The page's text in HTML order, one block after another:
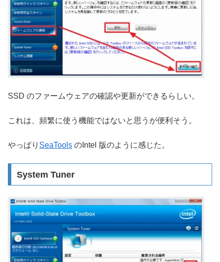
SSD のファームウェアの確認や更新ができるらしい。
これは、頻繁に使う機能ではないと思うが便利そう。
やっぱり SeaTools のIntel 版のように感じた。
System Tuner